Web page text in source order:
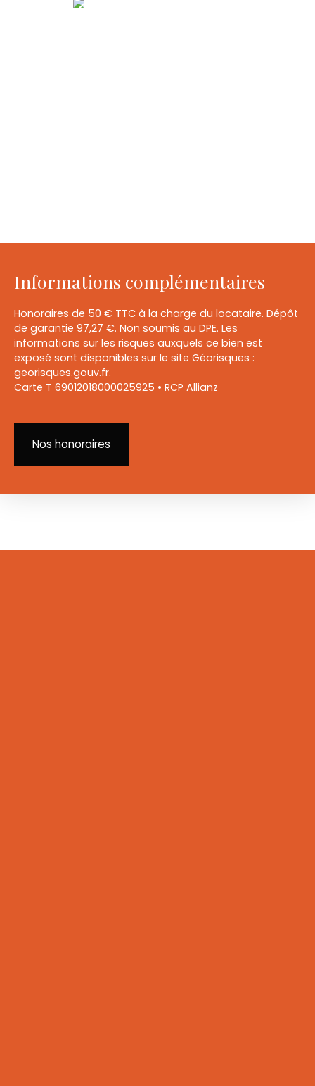
Informations complémentaires
Honoraires de 50 € TTC à la charge du locataire. Dépôt
de garantie 97,27 €. Non soumis au DPE. Les
informations sur les risques auxquels ce bien est
exposé sont disponibles sur le site Géorisques :
georisques.gouv.fr.
Carte T 69012018000025925 • RCP Allianz
Nos honoraires